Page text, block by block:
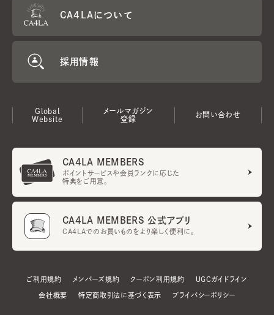
CA4LAについて
採用情報
Global
Website
メールマガジン
登録
お問い合わせ
CA4LA MEMBERS
ポイントサービスや会員ランクに応じた
特典をご用意。
CA4LA MEMBERS 公式アプリ
CA4LAでのお買いものをより楽しく便利に。
ご利用規約 メンバーズ規約 クーポン利用規約 UGCガイドライン
会社概要 特定商取引法に基づく表示 プライバシーポリシー